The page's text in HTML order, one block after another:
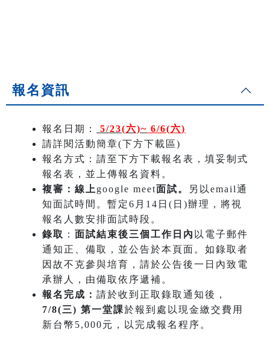
報名資訊
報名日期： 5/23(六)~ 6/6(六)
請詳閱活動簡章(下方下載區)
報名方式：請至下方下載報名表，填妥制式
報名表，並上傳報名資料。
複審：線上 google meet面試。
另以email通
知面試時間。暫定6月14日(日)辦理，將視
報名人數安排面試時段。
錄取 ： 面試結束後三個工作日內 以電子郵件
通知正、備取，並公告於本頁面。如錄取者
因故不克參與培育，請於公告後一日內致電
承辦人，由備取依序遞補。
報名完成： 請於收到正取錄取通知後，
7/8(三) 第一堂課於報到處以現金繳交費用
新台幣5,000元，以完成報名程序。